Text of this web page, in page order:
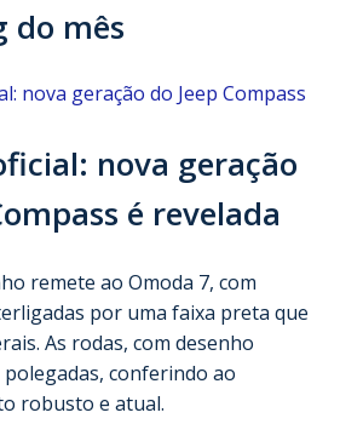
do mês
nova geração
é revelada
remete ao Omoda 7, com
por uma faixa preta que
As rodas, com desenho
conferindo ao
robusto e atual.